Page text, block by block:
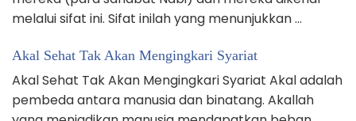
melalui sifat ini. Sifat inilah yang menunjukkan …
Akal Sehat Tak Akan Mengingkari Syariat
Akal Sehat Tak Akan Mengingkari Syariat Akal adalah
pembeda antara manusia dan binatang. Akallah